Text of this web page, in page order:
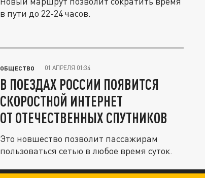
в пути до 22-24 часов.
ОБЩЕСТВО 01 АПРЕЛЯ 01:34
В ПОЕЗДАХ РОССИИ ПОЯВИТСЯ
СКОРОСТНОЙ ИНТЕРНЕТ
ОТ ОТЕЧЕСТВЕННЫХ СПУТНИКОВ
Это новшество позволит пассажирам
пользоваться сетью в любое время суток.